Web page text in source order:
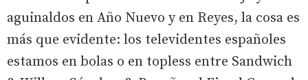
aguinaldos en Año Nuevo y en Reyes, la cosa es
más que evidente: los televidentes españoles
estamos en bolas o en topless entre Sandwich